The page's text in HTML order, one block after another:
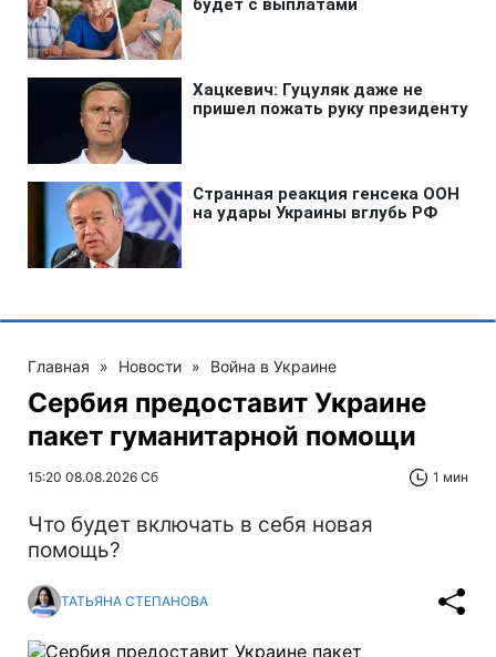
Главная » Новости » Война в Украине
Сербия предоставит Украине
пакет гуманитарной помощи
15:20 08.08.2026 Сб 1 мин
Что будет включать в себя новая
помощь?
ТАТЬЯНА СТЕПАНОВА